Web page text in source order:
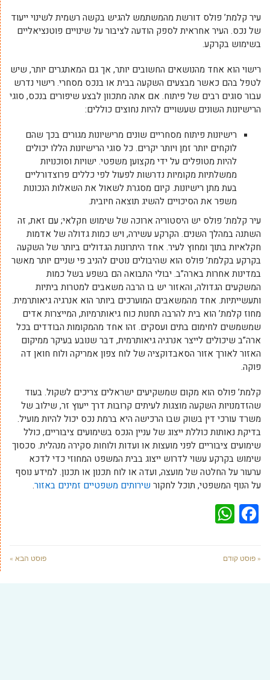
עיר קלמת’ פולס דורשת מהמשתמש להגיש בקשה רשמית לשינוי ייעוד
של נכס. העיר אחראית לספק הודעה לציבור על שינויים פוטנציאליים
בשימוש בקרקע.
רישוי הוא אחד מהנושאים החשובים יותר, אך גם המאתגרים יותר, שיש
לטפל בהם כאשר מבצעים השקעה בבית או בנכס מסחרי. רישוי נדרש
עבור סוגים רבים של פיתוח. אם אתה מתכוון לבצע שיפורים בנכס, סוגי
הרישיונות השונים שעשויים להיות נחוצים כוללים:
רישיונות פיתוח מסחריים שונים מרישיונות מגורים בכך שהם
לוקחים יותר זמן ויותר יקרים. כל סוגי הרישיונות הללו יכולים
להיות מטופלים על ידי מקצוען משפטי. ישויות וסוכנויות
ממשלתיות מקומיות נדרשות לפעול לפי כללים פרוצדורליים
בעת מתן רישיונות. קיום מסגרת לשאול את השאלות הנכונות
משפר את הסיכויים להשיג תוצאה חיובית.
עיר קלמת’ פולס יש היסטוריה ארוכה של שימוש חקלאי; עם זאת, זה
השתנה במהלך השנים. הקרקע עשירה, ויש כמות גדולה של אדמות
חקלאיות בתוך ומחוץ לעיר. אחד היתרונות הגדולים ביותר של השקעה
בקרקע בקלמת’ פולס הוא שהיבולים נוטים להניב פי שניים יותר מאשר
במדינות אחרות בארה”ב. יבולי התבואה הם בשפע בשל כמות
המשקעים הגדולה, והאזור יש בו הרבה משאבים למטרות ביתיות
ותעשייתיות. אחד מהמשאבים המוערכים ביותר הוא אנרגיה גיאותרמית.
מחוז קלמת’ הוא בית להרבה תחנות כוח גיאותרמיות, המייצרות אדים
שמשמשים לחימום בתים ועסקים. זהו אחד מהמקומות הבודדים בכל
ארה”ב שיכולים לייצר אנרגיה גיאותרמית, דבר שנובע בעיקר ממיקום
האזור לאורך אזור הסאבדוקציה של לוח צפון אמריקה ולוח חואן דה
פוקה.
קלמת’ פולס הוא מקום שמשקיעים ישראלים צריכים לשקול. בעוד
שהזדמנויות השקעה מוצגות לעיתים קרובות דרך ייעוץ זר, שילוב של
משרד עורכי דין בשוק שבו הרכישה היא ברמת נכס יכול להיות מועיל.
בדיקת נאותות כוללת ייצוג של עניין הנכס בשימועים ציבוריים, כולל
שימועים ציבוריים לפני מועצות או ועדות ולוחות סקירה מנהלית. סכסוך
שימוש בקרקע עשוי לדרוש ייצוג בבית המשפט המחוזי כדי לדכא
ערעור על החלטה של מועצה, ועדה או לוח תכנון או תכנון. למידע נוסף
על הנוף המשפטי, תוכל לחקור שירותים משפטיים זמינים באזור.
Facebook
« פוסט קודם פוסט הבא »